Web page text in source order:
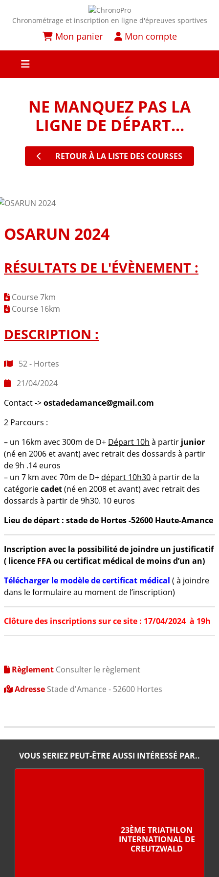
Chronométrage et inscription en ligne d'épreuves sportives
Mon panier Mon compte
NE MANQUEZ PAS LA
LIGNE DE DÉPART...
RETOUR À LA LISTE DES COURSES
OSARUN 2024
RÉSULTATS DE L'ÉVÈNEMENT :
Course 7km
Course 16km
DESCRIPTION :
52 - Hortes
21/04/2024
Contact ->ostadedamance@gmail.com
2 Parcours :
– un 16km avec 300m de D+ Départ 10h à partir junior
(né en 2006 et avant) avec retrait des dossards à partir
de 9h .14 euros
– un 7 km avec 70m de D+ départ 10h30à partir de la
catégoriecadet(né en 2008 et avant) avec retrait des
dossards à partir de 9h30. 10 euros
Lieu de départ : stade de Hortes -52600 Haute-Amance
Inscription avec la possibilité de joindre un justificatif
( licence FFA ou certificat médical de moins d’un an)
Télécharger le modèle de certificat médical ( à joindre
dans le formulaire au moment de l’inscription)
Clôture des inscriptions sur ce site : 17/04/2024 à 19h
Règlement Consulter le règlement
Adresse Stade d'Amance - 52600 Hortes
VOUS SERIEZ PEUT-ÊTRE AUSSI INTÉRESSÉ PAR..
23ÈME TRIATHLON
INTERNATIONAL DE
CREUTZWALD